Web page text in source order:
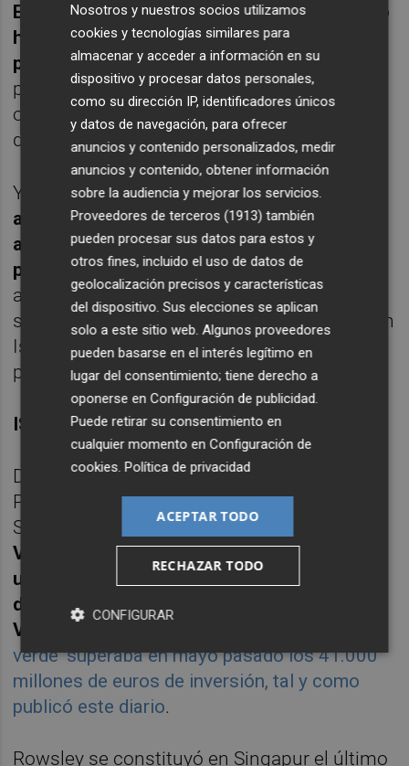
El presidente ejecutivo de ROWS reconoció
hace dos meses su decepción en la
presentación de las cuentas trimestrales,
pero advirtió que estaban trabajando en
otros proyectos para mejorar la rentabilidad
de la empresa de cara a sus accionistas.
Y, entre otros países,citó a Myanmar -
antigua Birmania-, China y Vietnam para
aprovechar el auge inmobiliario aunque
posteriomente se retiró del primero
aprovechó para apostar con más fuerza por
su proyecto estrella como es Vantage Bay en
Iskandar Malaysia, ubicado al sur de dicho
país lindando con Singapur.
ISKANDAR MALAYSIA
De momento el vehículo de inversión de
Peter Lim ya se ha gastado 2.200 millones
SGD -unos 1.475 millones de euros- solo en
Vantage Bay, complejo residencial de lujo y
una de las enseñas de Iskandar Malaysia
donde participa el máximo accionista del
Valencia CF
verde' superaba en mayo pasado los 41.000
millones de euros de inversión, tal y como
publicó este diario.
Rowsley se constituyó en Singapur el último
Nosotros y nuestros socios utilizamos
cookies y tecnologías similares para
almacenar y acceder a información en su
dispositivo y procesar datos personales,
como su dirección IP, identificadores únicos
y datos de navegación, para ofrecer
anuncios y contenido personalizados, medir
anuncios y contenido, obtener información
sobre la audiencia y mejorar los servicios.
Proveedores de terceros (1913) también
pueden procesar sus datos para estos y
otros fines, incluido el uso de datos de
geolocalización precisos y características
del dispositivo. Sus elecciones se aplican
solo a este sitio web. Algunos proveedores
pueden basarse en el interés legítimo en
lugar del consentimiento; tiene derecho a
oponerse enConfiguración de publicidad.
Puede retirar su consentimiento en
cualquier momento enConfiguración de
cookies.Política de privacidad
ACEPTAR TODO
RECHAZAR TODO
CONFIGURAR